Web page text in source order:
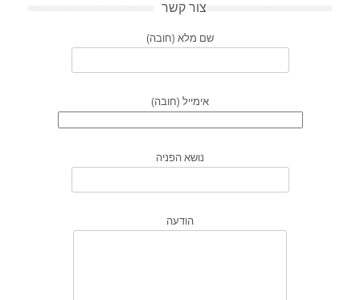
צור קשר
שם מלא (חובה)
אימייל (חובה)
נושא הפניה
הודעה